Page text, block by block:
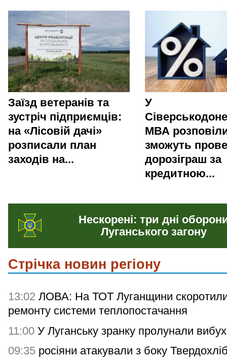
Заїзд ветеранів та
зустріч підприємців:
на «Лісовій дачі»
розписали план
заходів на...
У
МВА
зможуть
дорозіграш за
кредитною...
Нескорені: три дні
Луганського загону
Стрічка новин регіону
13:02 ЛОВА: На ТОТ Луганщини
ремонту системи теплопостачання
11:00 У Луганську зранку пролунали
09:35 росіяни атакували з боку